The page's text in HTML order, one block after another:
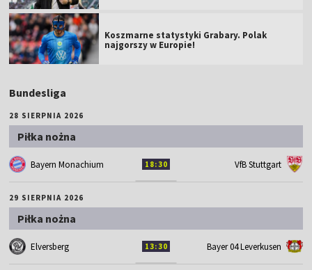
Koszmarne statystyki Grabary. Polak
najgorszy w Europie!
Bundesliga
28 SIERPNIA 2026
Piłka nożna
Bayern Monachium 18:30 VfB Stuttgart
29 SIERPNIA 2026
Piłka nożna
Elversberg 13:30 Bayer 04 Leverkusen